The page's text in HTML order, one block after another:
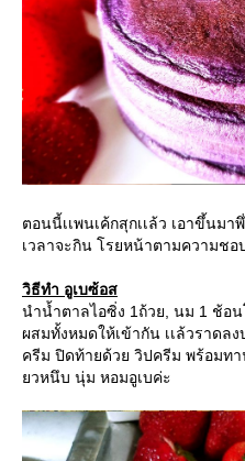
ตอนนี้เเพนเค้กสุกเเล้ว เอาขึ้นม
เวลาจะกิน โรยหน้าตามความชอ
วิธีทำ อูเบซ้อส
นำน้ำตาลไอซิ่ง 1ถ้วย, นม 1 ช้อ
ผสมทั้งหมดให้เข้ากัน เเล้วราดล
ครีม ปิดท้ายด้วย วิปครีม พร้อมท
ยวหนึบ นุ่ม หอมอูเบค่ะ